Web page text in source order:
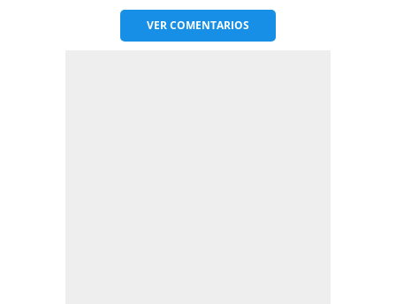
VERCOMENTARIOS